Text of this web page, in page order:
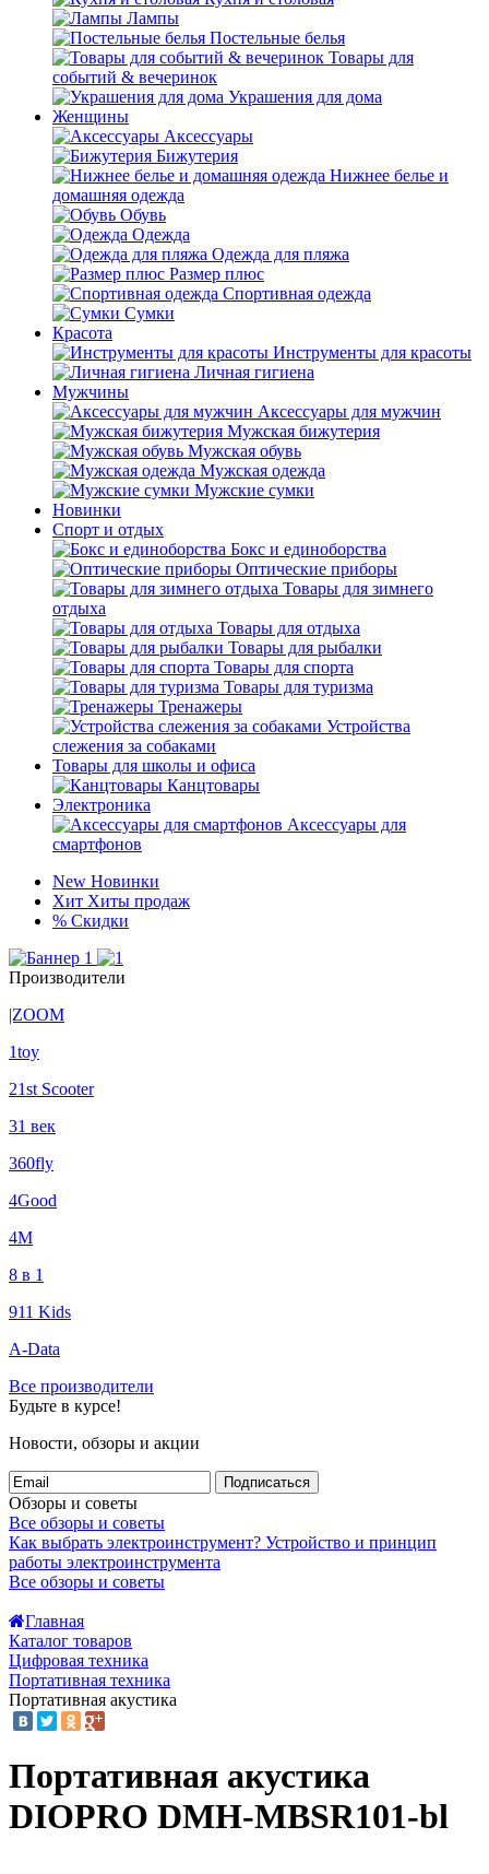
Лампы
Постельные белья
Товары для
событий & вечеринок
Украшения для дома
Женщины
Аксессуары
Бижутерия
Нижнее белье и
домашняя одежда
Обувь
Одежда
Одежда для пляжа
Размер плюс
Спортивная одежда
Сумки
Красота
Инструменты для красоты
Личная гигиена
Мужчины
Аксессуары для мужчин
Мужская бижутерия
Мужская обувь
Мужская одежда
Мужские сумки
Новинки
Спорт и отдых
Бокс и единоборства
Оптические приборы
Товары для зимнего
отдыха
Товары для отдыха
Товары для рыбалки
Товары для спорта
Товары для туризма
Тренажеры
Устройства
слежения за собаками
Товары для школы и офиса
Канцтовары
Электроника
Аксессуары для
смартфонов
New Новинки
Хит Хиты продаж
% Скидки
Производители
|ZOOM
1toy
21st Scooter
31 век
360fly
4Good
4М
8 в 1
911 Kids
A-Data
Все производители
Будьте в курсе!
Новости, обзоры и акции
Подписаться
Обзоры и советы
Все обзоры и советы
Как выбрать электроинструмент? Устройство и принцип
работы электроинструмента
Все обзоры и советы
Главная
Каталог товаров
Цифровая техника
Портативная техника
Портативная акустика
Портативная акустика
DIOPRO DMH-MBSR101-bl